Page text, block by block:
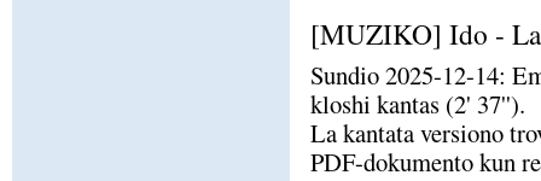
[MUZIKO] Ido -
Sundio 2025-12-14:
kloshi kantas (2' 37'').
La kantata versiono
PDF-dokumento kun